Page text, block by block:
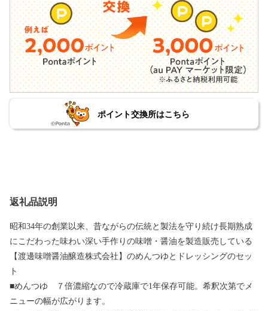
ポイント交換所はこちら
返礼品説明
昭和34年の創業以来、昔ながらの伝統と製法を守り続け長期熟成
にこだわった味わい深い手作りの味噌・醤油を製造販売している
【渡邊味噌醤油醸造株式会社】のめんつゆとドレッシングのセッ
ト
■めんつゆ ７倍濃縮なので冷蔵庫で1年保存可能。希釈次第でメ
ニューの幅が広がります。